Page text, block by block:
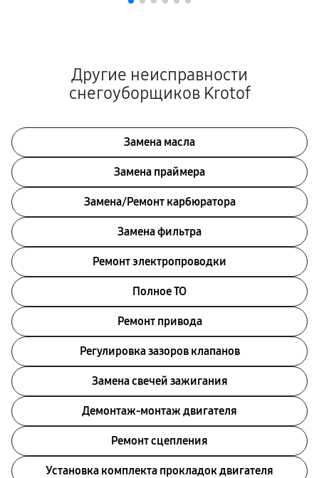
Другие неисправности
снегоуборщиков Krotof
Замена масла
Замена праймера
Замена/Pемонт карбюратора
Замена фильтра
Ремонт электропроводки
Полное ТО
Ремонт привода
Регулировка зазоров клапанов
Замена свечей зажигания
Демонтаж-монтаж двигателя
Ремонт сцепления
Установка комплекта прокладок двигателя